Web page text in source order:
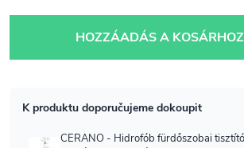
HOZZÁADÁS A KOSÁRHOZ